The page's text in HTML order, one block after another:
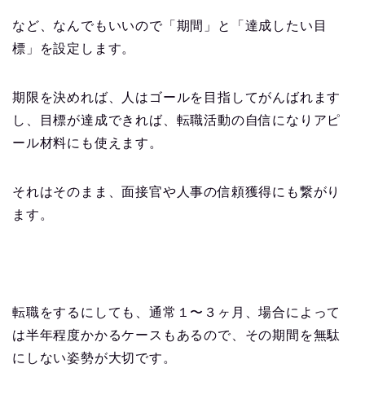
など、なんでもいいので「期間」と「達成したい目
標」を設定します。
期限を決めれば、人はゴールを目指してがんばれます
し、目標が達成できれば、転職活動の自信になりアピ
ール材料にも使えます。
それはそのまま、面接官や人事の信頼獲得にも繋がり
ます。
転職をするにしても、通常１〜３ヶ月、場合によって
は半年程度かかるケースもあるので、その期間を無駄
にしない姿勢が大切です。